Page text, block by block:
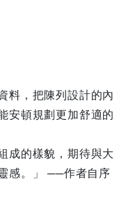
料，把陳列設計的內
安頓規劃更加舒適的
成的樣貌，期待與大
感。」 ──作者自序